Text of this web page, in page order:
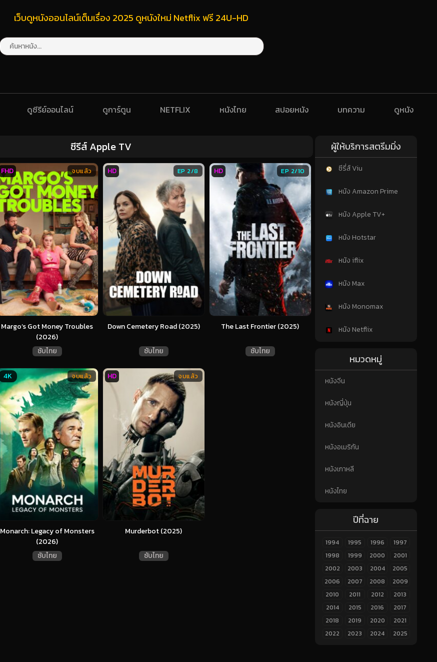
เว็บดูหนังออนไลน์เต็มเรื่อง 2025 ดูหนังใหม่ Netflix ฟรี 24U-HD
ดูซีรีย์ออนไลน์ ดูการ์ตูน NETFLIX หนังไทย สปอยหนัง บทความ ดูหนัง
ซีรีส์ Apple TV
Margo’s Got Money Troubles
(2026)
ซับไทย
จบแล้ว
FHD
Down Cemetery Road (2025)
ซับไทย
EP 2/8
HD
The Last Frontier (2025)
ซับไทย
EP 2/10
HD
Monarch: Legacy of Monsters
(2026)
ซับไทย
จบแล้ว
4K
Murderbot (2025)
ซับไทย
จบแล้ว
HD
ผู้ให้บริการสตรีมมิ่ง
ซีรี่ส์ Viu
หนัง Amazon Prime
หนัง Apple TV+
หนัง Hotstar
หนัง iflix
หนัง Max
หนัง Monomax
หนัง Netflix
หมวดหมู่
หนังจีน
หนังญี่ปุ่น
หนังอินเดีย
หนังอเมริกัน
หนังเกาหลี
หนังไทย
ปีที่ฉาย
1994 1995 1996
1997
1998
1999 2000
2001
2002
2003 2004
2005
2006
2007 2008
2009
2010
2011 2012
2013
2014
2015 2016
2017
2018
2019 2020
2021
2022
2023 2024 2025